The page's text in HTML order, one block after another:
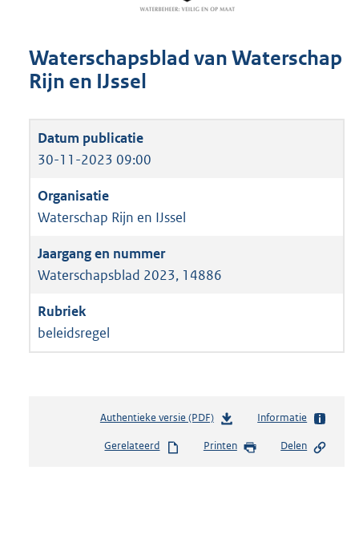
Waterschapsblad van Waterschap
Rijn en IJssel
30-11-2023 09:00
Waterschap Rijn en IJssel
Waterschapsblad 2023, 14886
beleidsregel
Authentieke versie (PDF)b
s
Informatie
Gerelateerd Printen Delen